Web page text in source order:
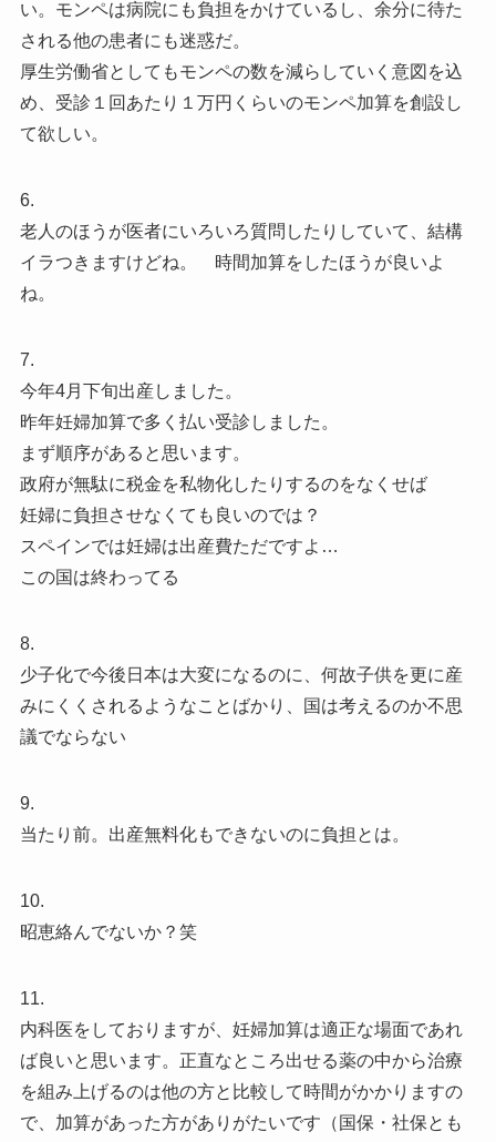
い。モンペは病院にも負担をかけているし、余分に待た
される他の患者にも迷惑だ。
厚生労働省としてもモンペの数を減らしていく意図を込
め、受診１回あたり１万円くらいのモンペ加算を創設し
て欲しい。
6.
老人のほうが医者にいろいろ質問したりしていて、結構
イラつきますけどね。 時間加算をしたほうが良いよ
ね。
7.
今年4月下旬出産しました。
昨年妊婦加算で多く払い受診しました。
まず順序があると思います。
政府が無駄に税金を私物化したりするのをなくせば
妊婦に負担させなくても良いのでは？
スペインでは妊婦は出産費ただですよ…
この国は終わってる
8.
少子化で今後日本は大変になるのに、何故子供を更に産
みにくくされるようなことばかり、国は考えるのか不思
議でならない
9.
当たり前。出産無料化もできないのに負担とは。
10.
昭恵絡んでないか？笑
11.
内科医をしておりますが、妊婦加算は適正な場面であれ
ば良いと思います。正直なところ出せる薬の中から治療
を組み上げるのは他の方と比較して時間がかかりますの
で、加算があった方がありがたいです（国保・社保とも